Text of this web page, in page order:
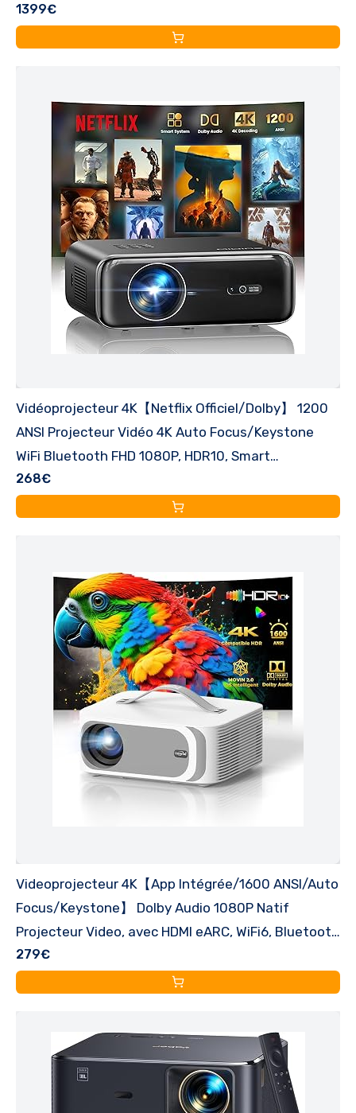
Kardon, Zoom Optique, Cinéma Domestique, Wi-FI
et Bluetooth
1399€
Vidéoprojecteur 4K【Netflix Officiel/Dolby】 1200
ANSI Projecteur Vidéo 4K Auto Focus/Keystone
WiFi Bluetooth FHD 1080P, HDR10, Smart
Rétroprojecteur Portable WiFi6 Extérieur Zoom50%
Cadeau/Home Cinéma
268€
Videoprojecteur 4K【App Intégrée/1600 ANSI/Auto
Focus/Keystone】 Dolby Audio 1080P Natif
Projecteur Video, avec HDMI eARC, WiFi6, Bluetooth
Lisowod Retroprojecteur Portable pour Home
Cinéma
279€